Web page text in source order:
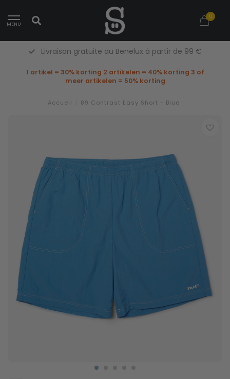
MENU
0
Livraison gratuite au Benelux à partir de 99 €
1 artikel = 30% korting 2 artikelen = 40% korting 3 of
meer artikelen = 50% korting
Accueil 89 Contrast Easy Short - Blue